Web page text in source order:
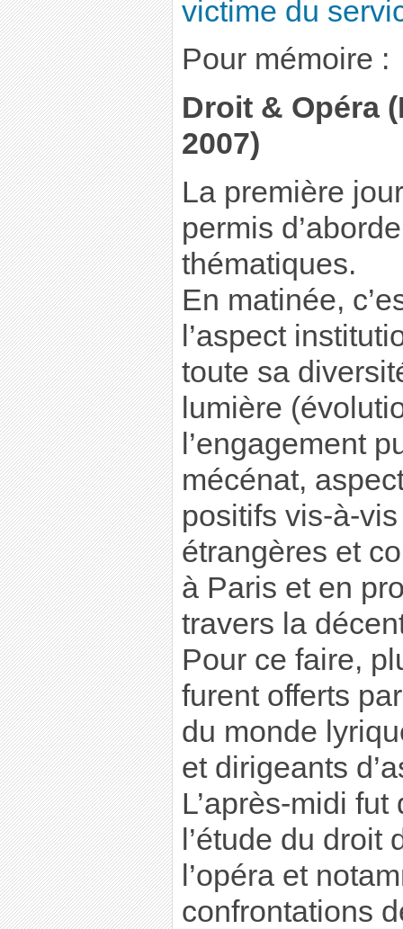
victime du
Pour mémoire :
Droit & Opéra
2007)
La première
permis
thématiques.
En matinée,
l’aspect
toute sa
lumière
l’engagement
mécénat,
positifs vis-à-
étrangères et
à Paris et en
travers la
Pour ce faire,
furent offerts
du monde
et dirigeants
L’après-midi
l’étude du droit
l’opéra et
confrontations